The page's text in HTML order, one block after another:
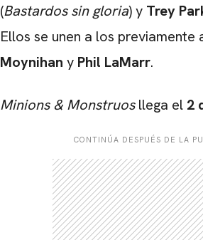
(Bastardos sin gloria) y Trey
Ellos se unen a los previamente
Moynihan y Phil LaMarr.
Minions & Monstruosllega el 2
CONTINÚA DESPUÉS DE LA